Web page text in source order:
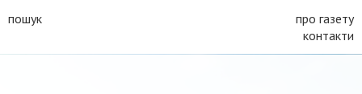
пошук
про газету
контакти